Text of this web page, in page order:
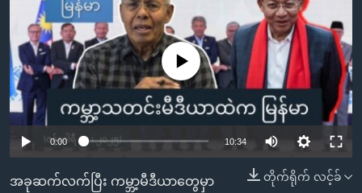
ပင်မ
အ
ညွန်း
စာမျက်နှာ
ကျော်
ကြည့်
မကြေးမုံရဲ့ အင်္ဂလိပ်စာ
ရုပ်ရှင်ထဲက အင်္ဂလိပ်စာ
သုတပဒေသာ အင်္ဂလိပ်စာ
ရေဒီယို
တီဗွီ
ရေဒီယိုနှင့်ရုပ်သံ အချက်အလက်များ
ရေဒီယို/တီဗွီအစီအစဉ်
Learning English
ဗွီအိုအေ လူမှုကွန်ယက်များ
No media source currently available
0:00 10:34
240p
တိုက်ရိုက် လင့်ခ်
အခုဆက်လက်ပြီး ကမ္ဘာ့မီဒီယာတွေမှာ